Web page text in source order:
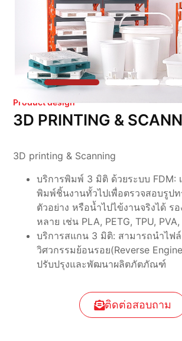
Product design
3D PRINTING &
3D printing & Scanning
บริการพิมพ์ 3 มิติ ด้วยระบบ FDM:
พิมพ์ชิ้นงานทั้วไปเพื่อตรวจสอบรูปท
ตัวอย่าง หรือน้ำไปไข้งานจริงได้ ร
หลาย เช่น PLA, PETG, TPU, PVA,
บริการสแกน 3 มิติ: สามารถนำไฟ
วิศวกรรมย้อนรอย(Reverse
ปรับปรุงและพัฒนาผลิตภัตภัณฑ์
ติดต่อสอบถาม